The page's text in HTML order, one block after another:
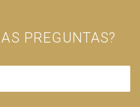
PREGUNTAS?